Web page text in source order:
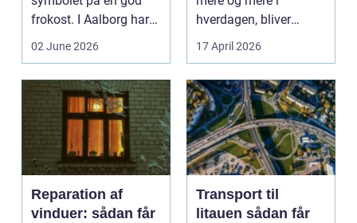
frokost. I Aalborg har
den klassiske spis...
02 June 2026
hverdagen, bliver
grænsen...
17 April 2026
Reparation af
vinduer: sådan får
Transport til
litauen sådan får